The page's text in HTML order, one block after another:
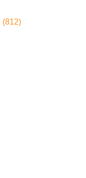
(812)412-13-98